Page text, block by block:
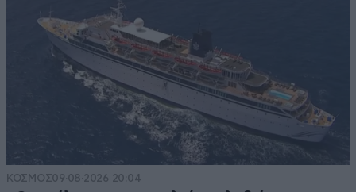
ΚΟΣΜΟΣ09·08·2026 20:04